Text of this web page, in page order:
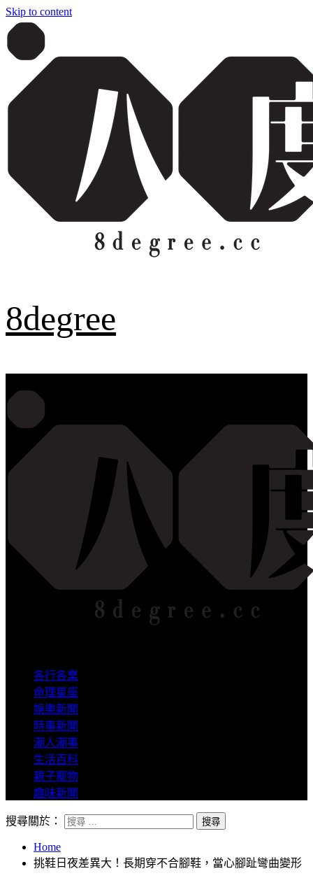
Skip to content
8degree
各行各業
命理星座
娛樂新聞
時事新聞
潮人潮事
生活百科
親子寵物
趣味新聞
搜尋關於：
Home
挑鞋日夜差異大！長期穿不合腳鞋，當心腳趾彎曲變形